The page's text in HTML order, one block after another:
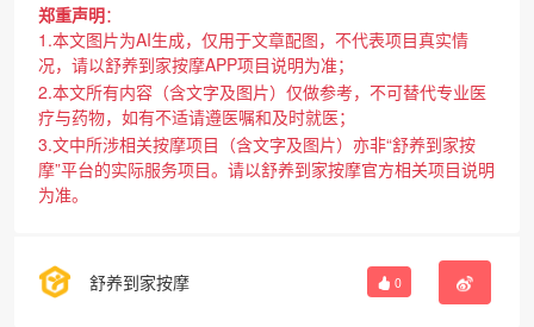
郑重声明：
1.本文图片为AI生成，仅用于文章配图，不代表项目真实情
况，请以舒养到家按摩APP项目说明为准；
2.本文所有内容（含文字及图片）仅做参考，不可替代专业医
疗与药物，如有不适请遵医嘱和及时就医；
3.文中所涉相关按摩项目（含文字及图片）亦非“舒养到家按
摩”平台的实际服务项目。请以舒养到家按摩官方相关项目说明
为准。
舒养到家按摩 0